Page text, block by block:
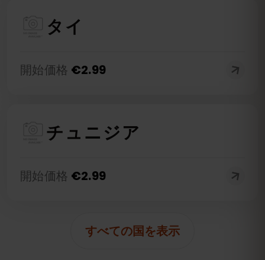
タイ
開始価格 €2.99
チュニジア
開始価格 €2.99
すべての国を表示